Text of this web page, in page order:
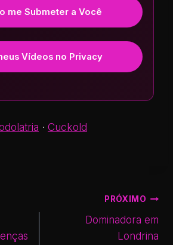
me Submeter a Você
Vídeos no Privacy
· Cuckold
PRÓXIMO
Dominadora em
Londrina